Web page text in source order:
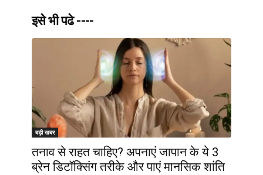
इसे भी पढे ----
बड़ी खबर
तनाव से राहत चाहिए? अपनाएं जापान के ये 3
ब्रेन डिटॉक्सिंग तरीके और पाएं मानसिक शांति